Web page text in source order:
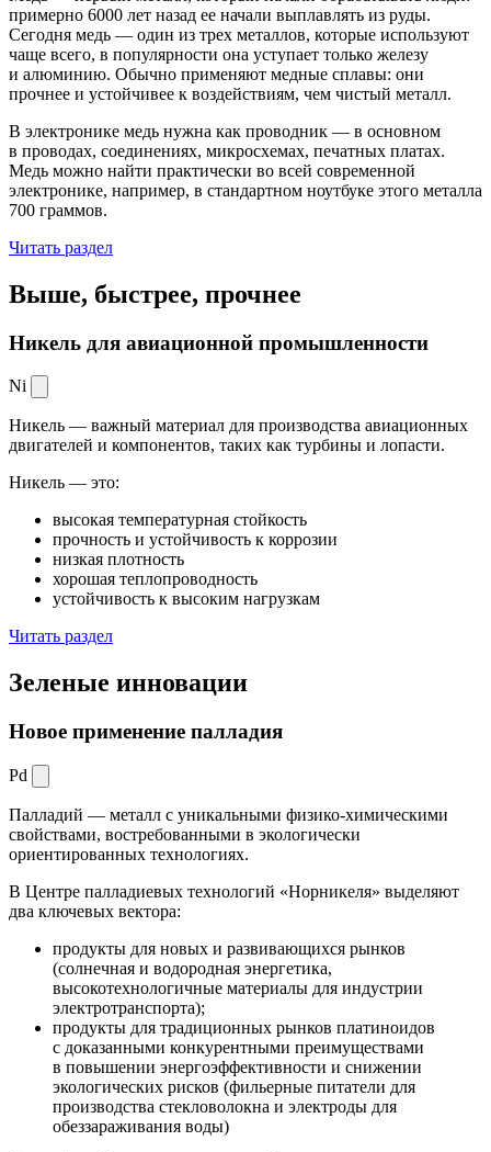
примерно 6000 лет назад ее начали выплавлять из руды.
Сегодня медь — один из трех металлов, которые используют
чаще всего, в популярности она уступает только железу
и алюминию. Обычно применяют медные сплавы: они
прочнее и устойчивее к воздействиям, чем чистый металл.
В электронике медь нужна как проводник — в основном
в проводах, соединениях, микросхемах, печатных платах.
Медь можно найти практически во всей современной
электронике, например, в стандартном ноутбуке этого металла
700 граммов.
Читать раздел
Выше, быстрее, прочнее
Никель для авиационной промышленности
Ni
Никель — важный материал для производства авиационных
двигателей и компонентов, таких как турбины и лопасти.
Никель — это:
высокая температурная стойкость
прочность и устойчивость к коррозии
низкая плотность
хорошая теплопроводность
устойчивость к высоким нагрузкам
Читать раздел
Зеленые инновации
Новое применение палладия
Pd
Палладий — металл с уникальными физико-химическими
свойствами, востребованными в экологически
ориентированных технологиях.
В Центре палладиевых технологий «Норникеля» выделяют
два ключевых вектора:
продукты для новых и развивающихся рынков
(солнечная и водородная энергетика,
высокотехнологичные материалы для индустрии
электротранспорта);
продукты для традиционных рынков платиноидов
с доказанными конкурентными преимуществами
в повышении энергоэффективности и снижении
экологических рисков (фильерные питатели для
производства стекловолокна и электроды для
обеззараживания воды)